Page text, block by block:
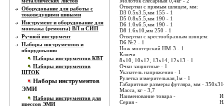
Оборудование для работы с
токоведущими шинами
Инструмент и оборудование для
монтажа (ремонта) ВЛ и СИП
Ручной инструмент
Наборы инструментов и
оборудования
Наборы инструментов КВТ
Наборы инструментов
ШТОК
Наборы инструментов
ЭМИ
Наборы инструментов для
прессов ЭМИ
Отвертки с прямым шлицем, мм:
D3 0.5x3.5,мм 155 - 1
D5 0.8x5.5,мм 190 - 1
D6 1.0x6.5,мм 190 - 1
D8 1.6x10,мм 250 - 1
Oтвертки с крестообразным шлицем:
D6 №2 - 1
Нож монтерский НМ-3 - 1
Ключи:
8x10; 10x12; 13x14; 12x13 - 1
Очки защиитные - 1
Указатель напряжения - 1
Рулетка измерительная,1м - 1
Габаритные размеры футляра, мм -
Масса, кг - 3,7
Наименование товара -
Серия -